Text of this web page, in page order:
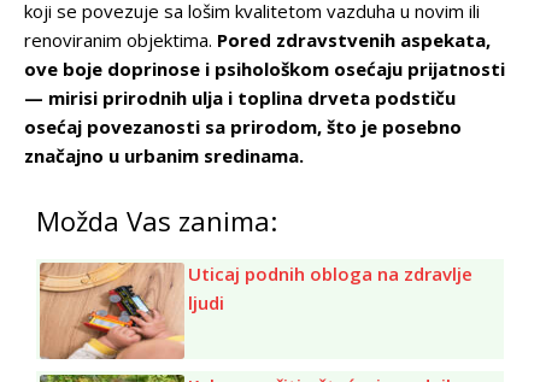
koji se povezuje sa lošim kvalitetom vazduha u novim ili
renoviranim objektima. Pored zdravstvenih aspekata,
ove boje doprinose i psihološkom osećaju prijatnosti
— mirisi prirodnih ulja i toplina drveta podstiču
osećaj povezanosti sa prirodom, što je posebno
značajno u urbanim sredinama.
Možda Vas zanima:
Uticaj podnih obloga na zdravlje
ljudi